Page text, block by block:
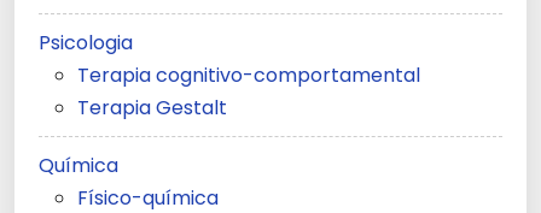
Psicologia
Terapia cognitivo-comportamental
Terapia Gestalt
Química
Físico-química